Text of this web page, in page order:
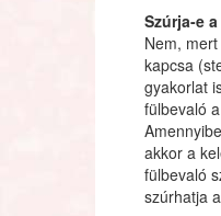
Szúrja-e
Nem,
kapcsa
gyakorlat
fülbevaló
akkor a
fülbevaló
szúrhatja